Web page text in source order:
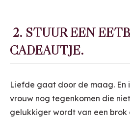
2. STUUR EEN
CADEAUTJE.
Liefde gaat door de maag. En
vrouw nog tegenkomen die
gelukkiger wordt van een brok